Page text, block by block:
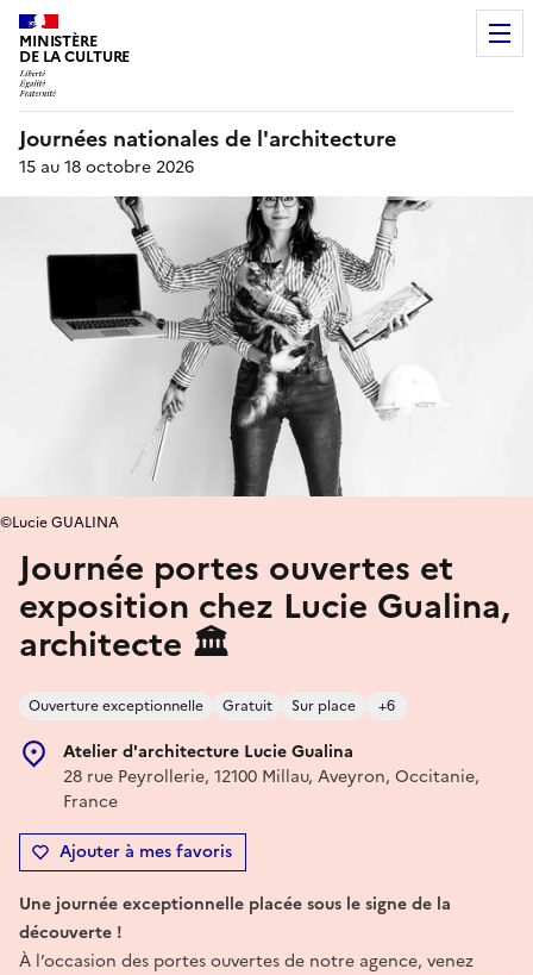
MINISTÈRE
DE LA CULTURE
Journées nationales de l'architecture
15 au 18 octobre 2026
Journée portes ouvertes et
exposition chez Lucie Gualina,
architecte 🏛️
Ouverture exceptionnelle Gratuit Sur place +6
Atelier d'architecture Lucie Gualina
28 rue Peyrollerie, 12100 Millau, Aveyron, Occitanie,
France
Ajouter à mes favoris
©Lucie GUALINA
Une journée exceptionnelle placée sous le signe de la
découverte !
À l’occasion des portes ouvertes de notre agence, venez